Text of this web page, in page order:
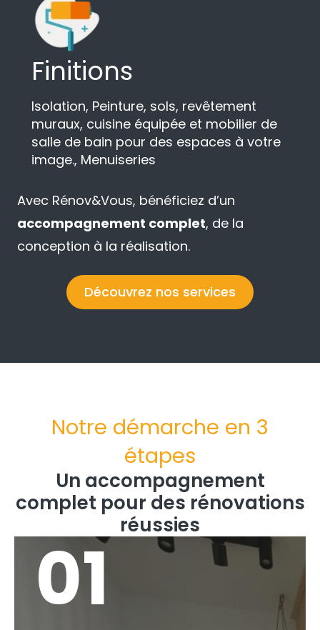
Finitions
Isolation, Peinture, sols, revêtement
muraux, cuisine équipée et mobilier de
salle de bain pour des espaces à votre
image., Menuiseries
Avec Rénov&Vous, bénéficiez d’un
accompagnement complet, de la
conception à la réalisation.
Découvrez nos services
Notre démarche en 3
étapes
Un accompagnement
complet pour des rénovations
réussies
01